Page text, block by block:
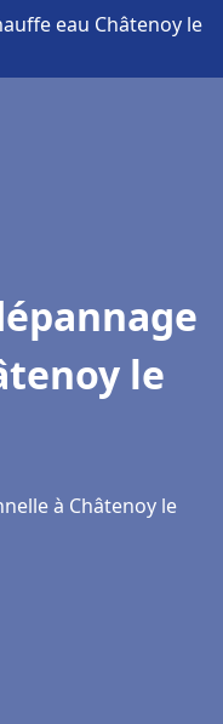
eau Châtenoy le
le
à Châtenoy le